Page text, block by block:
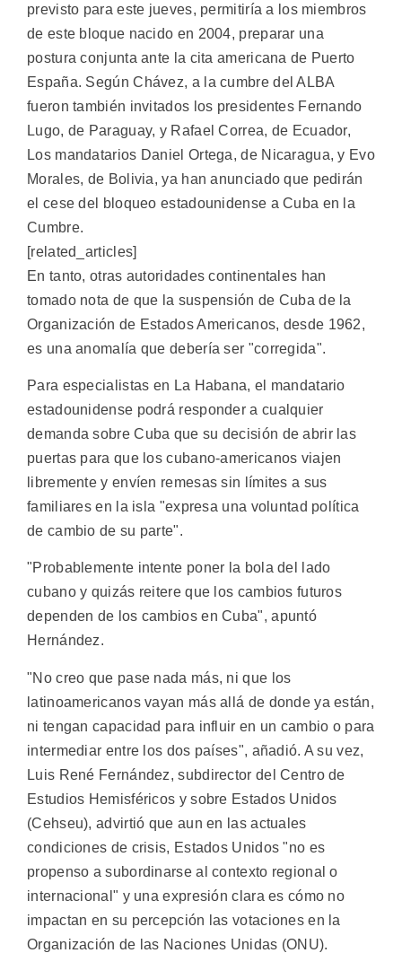
previsto para este jueves, permitiría a los miembros
de este bloque nacido en 2004, preparar una
postura conjunta ante la cita americana de Puerto
España. Según Chávez, a la cumbre del ALBA
fueron también invitados los presidentes Fernando
Lugo, de Paraguay, y Rafael Correa, de Ecuador,
Los mandatarios Daniel Ortega, de Nicaragua, y Evo
Morales, de Bolivia, ya han anunciado que pedirán
el cese del bloqueo estadounidense a Cuba en la
Cumbre.
[related_articles]
En tanto, otras autoridades continentales han
tomado nota de que la suspensión de Cuba de la
Organización de Estados Americanos, desde 1962,
es una anomalía que debería ser "corregida".
Para especialistas en La Habana, el mandatario
estadounidense podrá responder a cualquier
demanda sobre Cuba que su decisión de abrir las
puertas para que los cubano-americanos viajen
libremente y envíen remesas sin límites a sus
familiares en la isla "expresa una voluntad política
de cambio de su parte".
"Probablemente intente poner la bola del lado
cubano y quizás reitere que los cambios futuros
dependen de los cambios en Cuba", apuntó
Hernández.
"No creo que pase nada más, ni que los
latinoamericanos vayan más allá de donde ya están,
ni tengan capacidad para influir en un cambio o para
intermediar entre los dos países", añadió. A su vez,
Luis René Fernández, subdirector del Centro de
Estudios Hemisféricos y sobre Estados Unidos
(Cehseu), advirtió que aun en las actuales
condiciones de crisis, Estados Unidos "no es
propenso a subordinarse al contexto regional o
internacional" y una expresión clara es cómo no
impactan en su percepción las votaciones en la
Organización de las Naciones Unidas (ONU).